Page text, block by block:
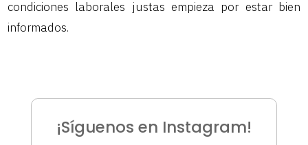
condiciones laborales justas empieza por estar bien
informados.
¡Síguenos en Instagram!